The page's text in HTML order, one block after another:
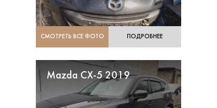
СМОТРЕТЬ ВСЕ ФОТО ПОДРОБНЕЕ
Mazda CX-5 2019